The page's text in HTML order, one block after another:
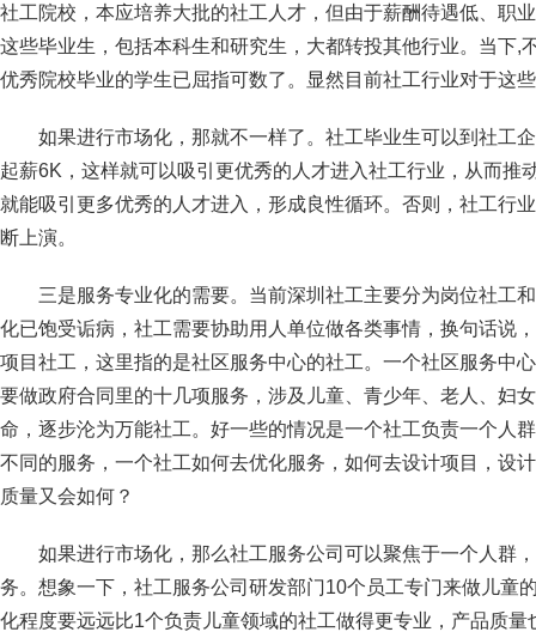
社工院校，本应培养大批的社工人才，但由于薪酬待遇低、职
这些毕业生，包括本科生和研究生，大都转投其他行业。当下,
优秀院校毕业的学生已屈指可数了。显然目前社工行业对于这
如果进行市场化，那就不一样了。社工毕业生可以到社工
起薪6K，这样就可以吸引更优秀的人才进入社工行业，从而推
就能吸引更多优秀的人才进入，形成良性循环。否则，社工行
断上演。
三是服务专业化的需要。当前深圳社工主要分为岗位社工
化已饱受诟病，社工需要协助用人单位做各类事情，换句话说
项目社工，这里指的是社区服务中心的社工。一个社区服务中
要做政府合同里的十几项服务，涉及儿童、青少年、老人、妇
命，逐步沦为万能社工。好一些的情况是一个社工负责一个人
不同的服务，一个社工如何去优化服务，如何去设计项目，设
质量又会如何？
如果进行市场化，那么社工服务公司可以聚焦于一个人群
务。想象一下，社工服务公司研发部门10个员工专门来做儿童
化程度要远远比1个负责儿童领域的社工做得更专业，产品质